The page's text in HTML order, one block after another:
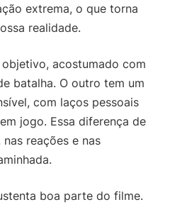
extrema, o que torna
realidade.
acostumado com
batalha. O outro tem um
com laços pessoais
jogo. Essa diferença de
reações e nas
boa parte do filme.